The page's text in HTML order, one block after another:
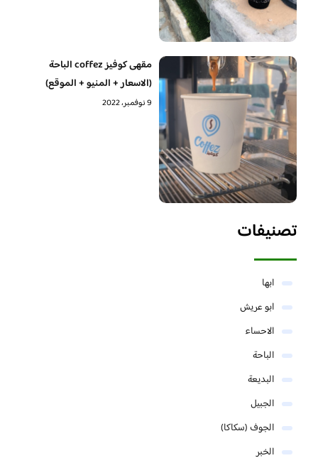
مقهى كوفيز coffez الباحة
(الاسعار + المنيو + الموقع)
9 نوفمبر، 2022
تصنيفات
ابها
ابو عريش
الاحساء
الباحة
البديعة
الجبيل
الجوف (سكاكا)
الخبر